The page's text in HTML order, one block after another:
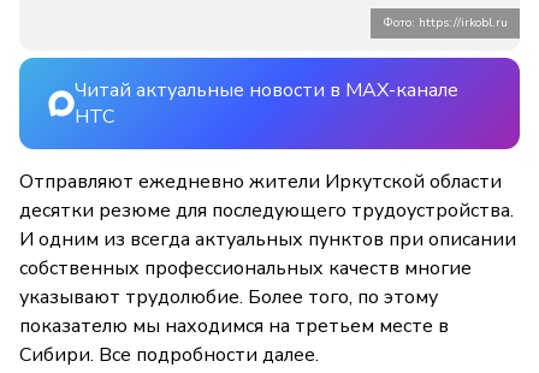
Фото: https://irkobl.ru
Читай актуальные новости в MAX-канале
НТС
Отправляют ежедневно жители Иркутской области
десятки резюме для последующего трудоустройства.
И одним из всегда актуальных пунктов при описании
собственных профессиональных качеств многие
указывают трудолюбие. Более того, по этому
показателю мы находимся на третьем месте в
Сибири. Все подробности далее.